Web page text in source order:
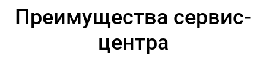
Преимущества сервис-
центра